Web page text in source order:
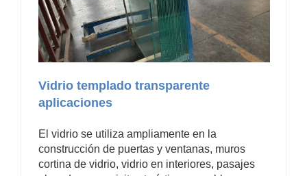
Vidrio templado transparente
aplicaciones
El vidrio se utiliza ampliamente en la
construcción de puertas y ventanas, muros
cortina de vidrio, vidrio en interiores, pasajes